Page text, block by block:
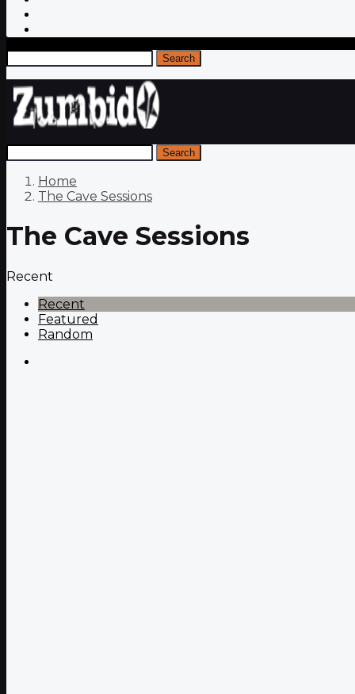
Search
Search
Home
The Cave Sessions
The Cave Sessions
Recent
Recent
Featured
Random